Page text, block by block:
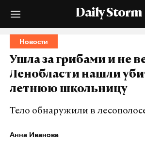
Daily Storm
Новости
Ушла за грибами и не
Ленобласти нашли
летнюю школьницу
Тело обнаружили в
Анна Иванова